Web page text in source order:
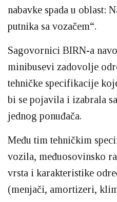
nabavke spada u oblast:
putnika sa vozačem“.
Sagovornici BIRN-a
minibusevi zadovolje
tehničke specifikacije
bi se pojavila i izabrala
jednog ponuđača.
Među tim tehničkim
vozila, međuosovinsko
vrsta i karakteristike
(menjači, amortizeri,